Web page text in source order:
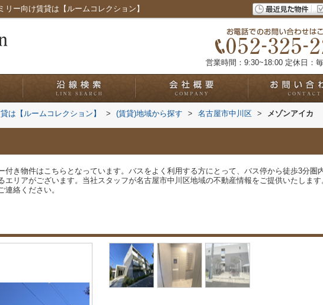
ー向け賃貸は【ルームコレクション】
営業時間：9:30~18:00 定休日：
は【ルームコレクション】 > (賃貸)地域から探す > 名古屋市中川区 > メゾンアイカ
付き物件はこちらとなっています。バスをよく利用する方にとって、バス停から徒歩3分圏
リアがございます。当社スタッフが名古屋市中川区地域の不動産情報をご提供いたします
絡ください。